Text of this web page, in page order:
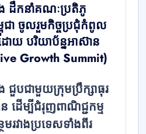
ដឹកនាំគណៈប្រតិភូ
ជា ចូលរួមកិច្ចប្រជុំកំពូល
យ បរិយាប័ន្នអាស៊ាន
Growth Summit)
ជួបជាមួយក្រុមប្រឹក្សាធុរ
ដើម្បីជំរុញពាណិជ្ជកម្ម
រវាងប្រទេសទាំងពីរ